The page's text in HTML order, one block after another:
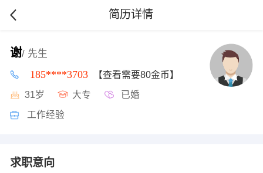
简历详情
谢/ 先生
185****3703 【查看需要80金币】
31岁 大专 已婚
工作经验
求职意向